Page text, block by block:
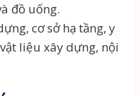
đồ uống.
cơ sở hạ tầng, y
liệu xây dựng, nội